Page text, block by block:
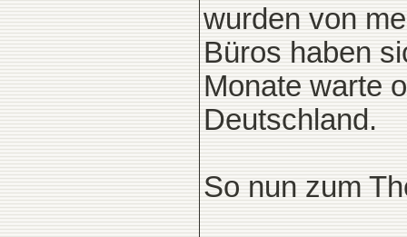
wurden von
Büros haben
Monate warte
Deutschland.
So nun zum